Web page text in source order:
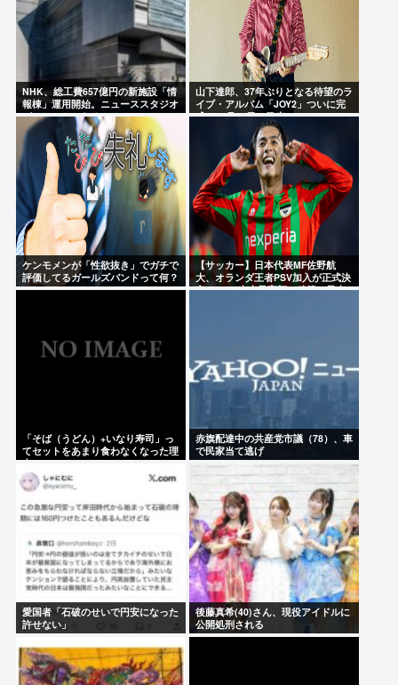
NHK、総工費657億円の新施設「情
報棟」運用開始。ニューススタジオ
がスケスケになる
山下達郎、37年ぶりとなる待望のラ
イブ・アルバム「JOY2」ついに完
成、10月14日に発売
ケンモメンが「性欲抜き」でガチで
評価してるガールズバンドって何？
【サッカー】日本代表MF佐野航
大、オランダ王者PSV加入が正式決
定！ NEC史上最高額の移籍、最大
「そば（うどん）+いなり寿司」っ
てセットをあまり食わなくなった理
由。
赤旗配達中の共産党市議（78）、車
で民家当て逃げ
愛国者「石破のせいで円安になった
許せない」
後藤真希(40)さん、現役アイドルに
公開処刑される